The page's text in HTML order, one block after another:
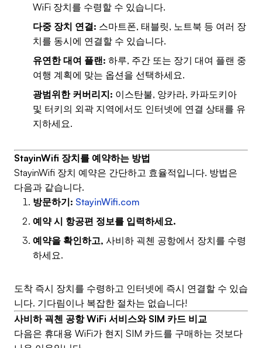
WiFi 장치를 수령할 수 있습니다.
다중 장치 연결: 스마트폰, 태블릿, 노트북 등 여러 장
치를 동시에 연결할 수 있습니다.
유연한 대여 플랜: 하루, 주간 또는 장기 대여 플랜 중
여행 계획에 맞는 옵션을 선택하세요.
광범위한 커버리지: 이스탄불, 앙카라, 카파도키아
및 터키의 외곽 지역에서도 인터넷에 연결 상태를 유
지하세요.
StayinWifi 장치를 예약하는 방법
StayinWifi 장치 예약은 간단하고 효율적입니다. 방법은
다음과 같습니다.
방문하기: StayinWifi.com
예약 시 항공편 정보를 입력하세요.
예약을 확인하고, 사비하 괵첸 공항에서 장치를 수령
하세요.
도착 즉시 장치를 수령하고 인터넷에 즉시 연결할 수 있습
니다. 기다림이나 복잡한 절차는 없습니다!
사비하 괵첸 공항 WiFi 서비스와 SIM 카드 비교
다음은 휴대용 WiFi가 현지 SIM 카드를 구매하는 것보다